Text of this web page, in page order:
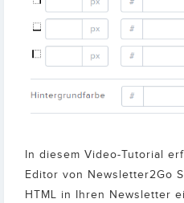
In diesem Video-Tutorial
Editor von Newsletter2Go
HTML in Ihren Newsletter